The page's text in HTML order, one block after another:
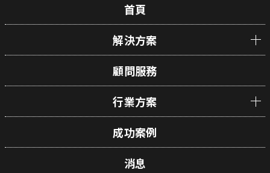
首頁
解決方案
顧問服務
行業方案
成功案例
消息